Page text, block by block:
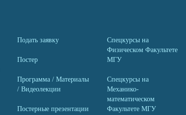
Подать заявку
Постер
Программа / Материалы
/ Видеолекции
Постерные презентации
Спецкурсы на
Физическом Факультете
МГУ
Спецкурсы на
Механико-
математическом
Факультете МГУ